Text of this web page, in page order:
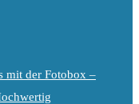
mit der Fotobox –